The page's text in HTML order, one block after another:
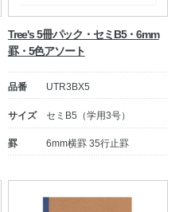
Tree's 5冊パック・セミB5・6mm
罫・5色アソート
品番 UTR3BX5
サイズ セミB5（学用3号）
罫 6mm横罫 35行止罫